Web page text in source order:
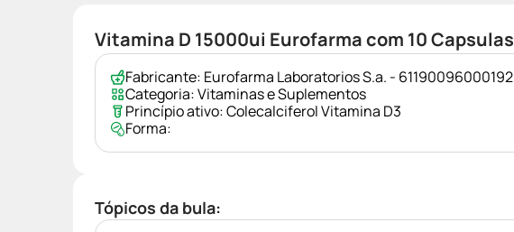
Vitamina D 15000ui Eurofarma com 10 Capsulas
Fabricante: Eurofarma Laboratorios S.a. - 61190096000192
Categoria:Vitaminas e Suplementos
Princípio ativo:Colecalciferol Vitamina D3
Forma:
Tópicos da bula: